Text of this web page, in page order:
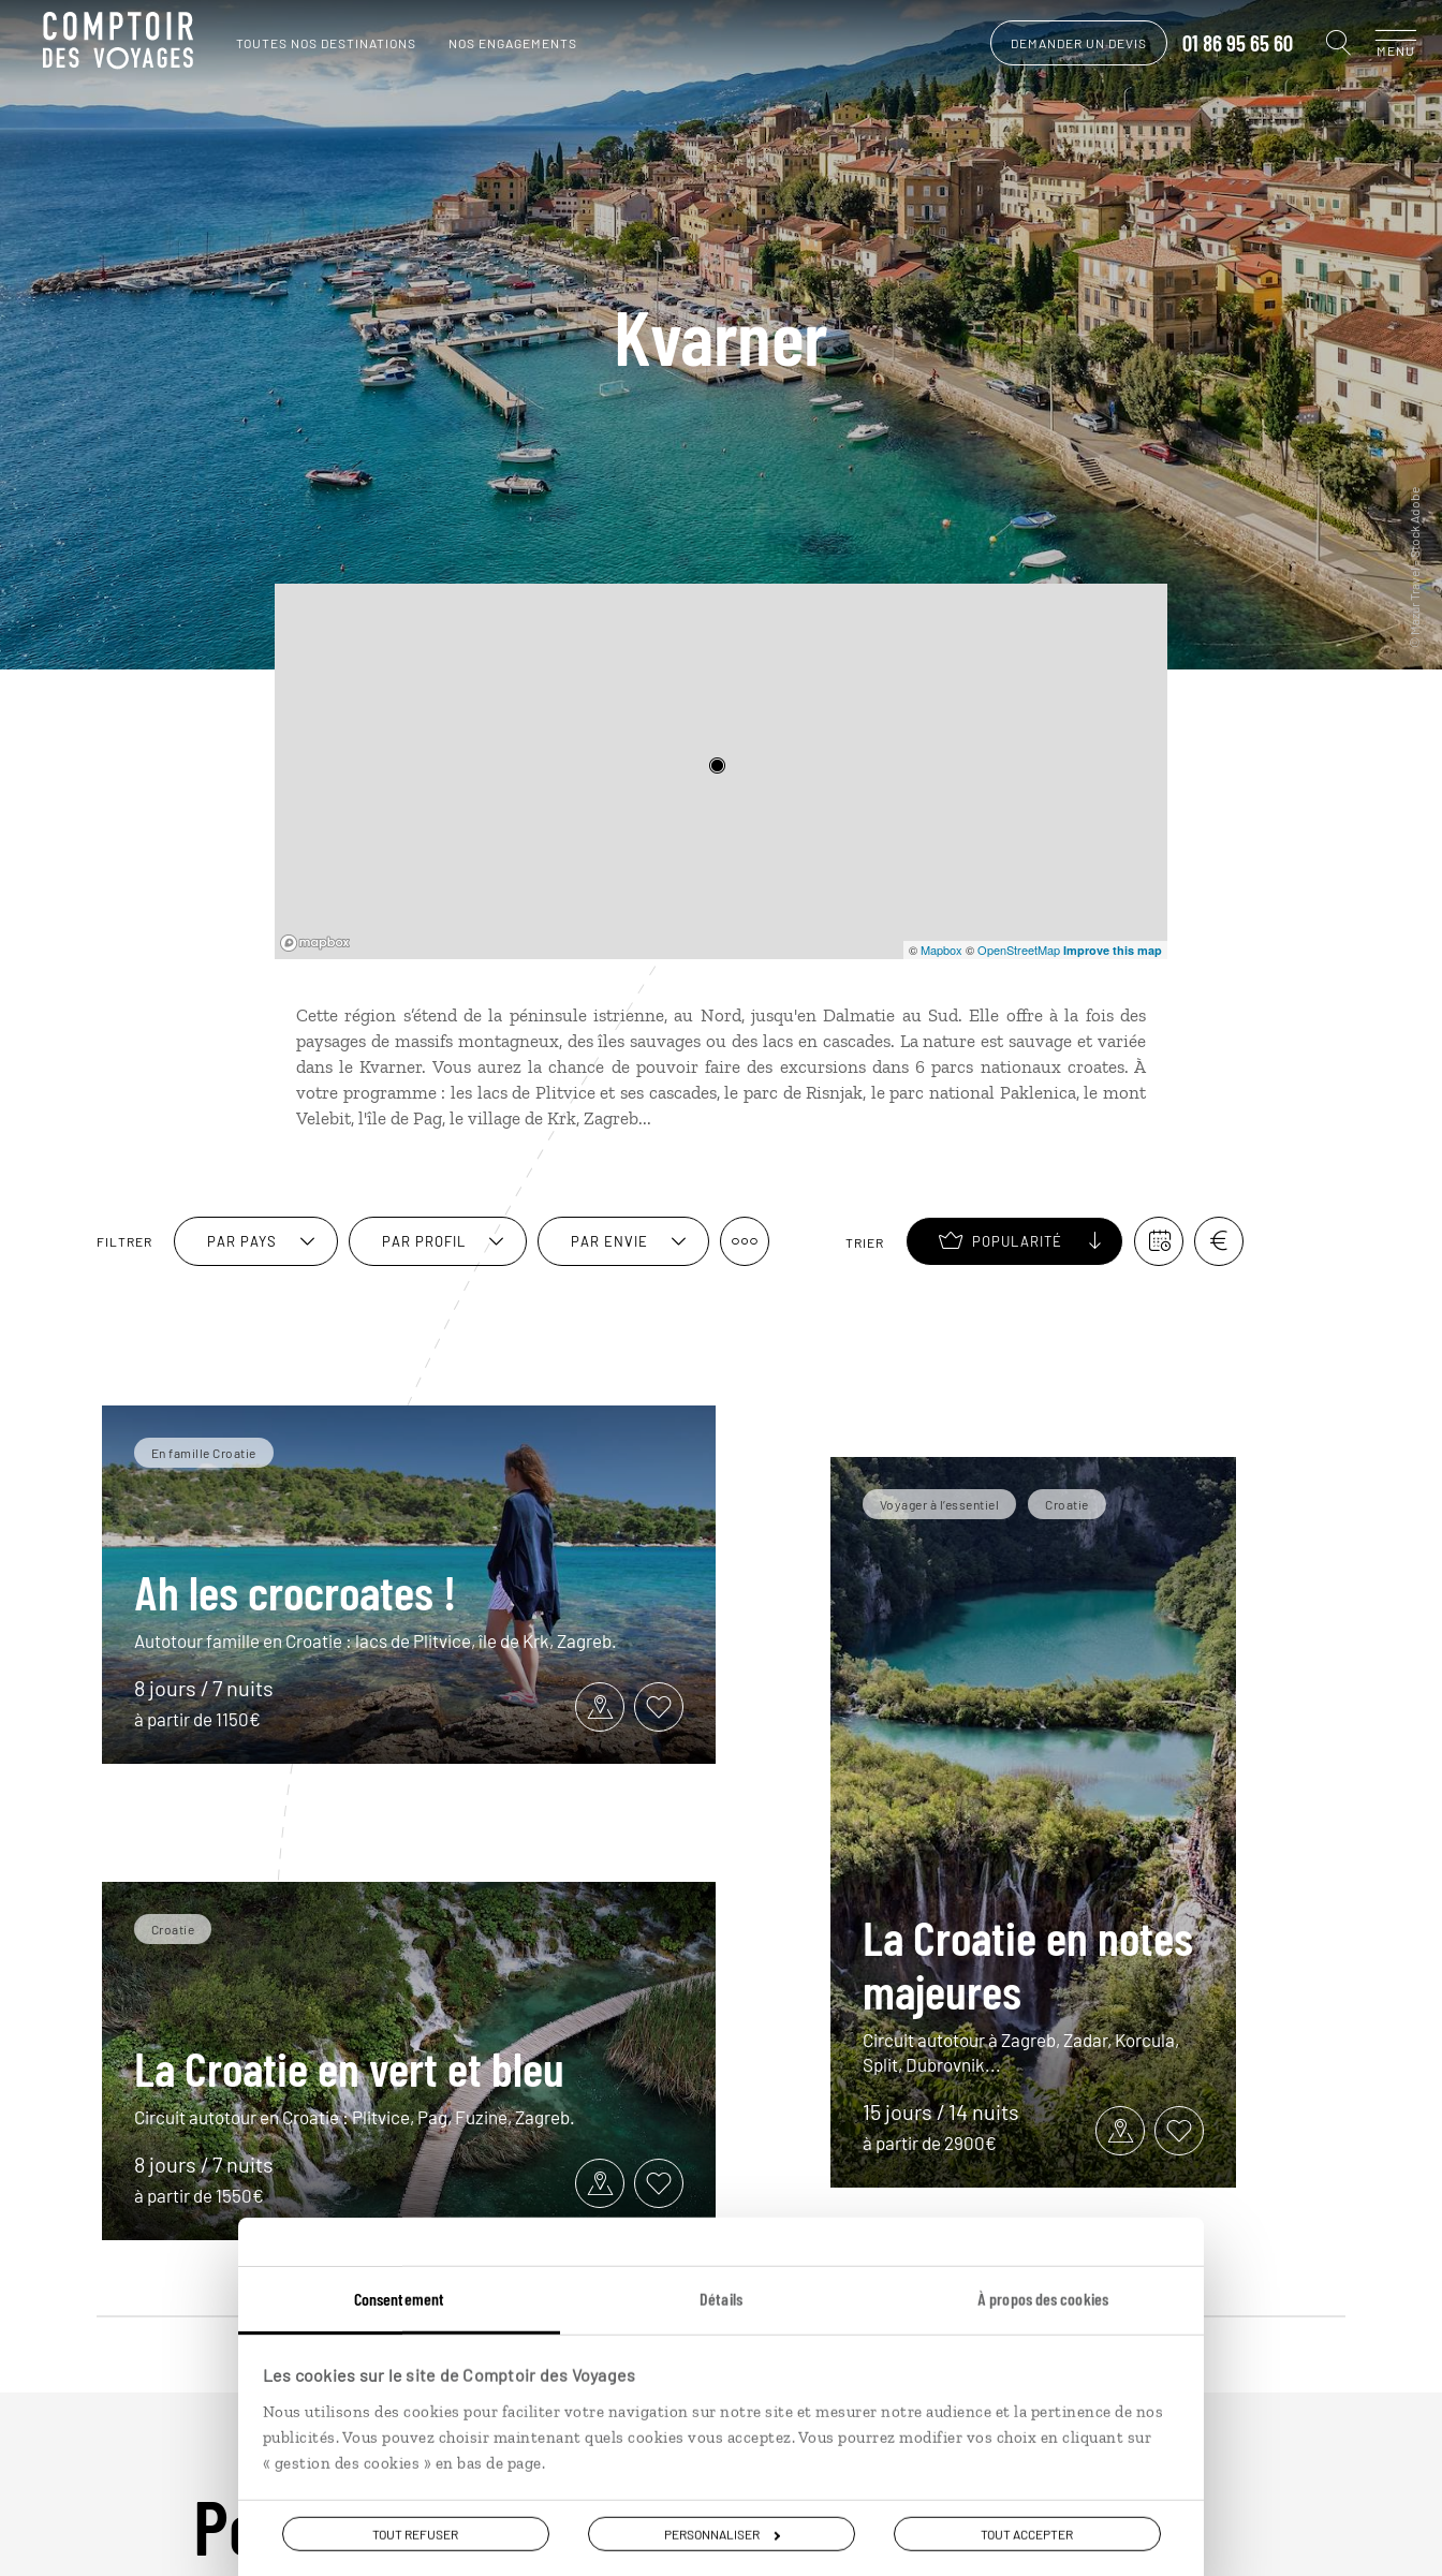
Consentement Détails À propos des cookies
Les cookies sur le site de Comptoir des Voyages
Nous utilisons des cookies pour faciliter votre navigation sur notre site et mesurer notre audience et la pertinence de nos
publicités. Vous pouvez choisir maintenant quels cookies vous acceptez. Vous pourrez modifier vos choix en cliquant sur
« gestion des cookies » en bas de page.
TOUT REFUSER PERSONNALISER TOUT ACCEPTER
TOUTES NOS DESTINATIONS NOS ENGAGEMENTS DEMANDER UN DEVIS 01 86 95 65 60 MENU
Kvarner
©Mapbox ©OpenStreetMap Improve this map
Cette région s’étend de la péninsule istrienne, au Nord, jusqu'en Dalmatie au Sud. Elle offre à la fois des
paysages de massifs montagneux, des îles sauvages ou des lacs en cascades. La nature est sauvage et variée
dans le Kvarner. Vous aurez la chance de pouvoir faire des excursions dans 6 parcs nationaux croates. À
votre programme : les lacs de Plitvice et ses cascades, le parc de Risnjak, le parc national Paklenica, le mont
Velebit, l'île de Pag, le village de Krk, Zagreb...
FILTRER PAR PAYS PAR PROFIL PAR ENVIE TRIER POPULARITÉ
En famille Croatie
Ah les crocroates !
Autotour famille en Croatie : lacs de Plitvice, île de Krk, Zagreb.
8 jours / 7 nuits
à partir de 1150€
Croatie
La Croatie en vert et bleu
Circuit autotour en Croatie : Plitvice, Pag, Fuzine, Zagreb.
8 jours / 7 nuits
à partir de 1550€
Voyager à l’essentiel Croatie
La Croatie en notes
majeures
Circuit autotour à Zagreb, Zadar, Korcula,
Split, Dubrovnik...
15 jours / 14 nuits
à partir de 2900€
Pour aller plus loin